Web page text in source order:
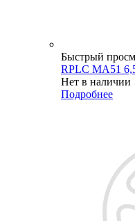
Быстрый
RPLC MA51
Нет в наличии
Подробнее